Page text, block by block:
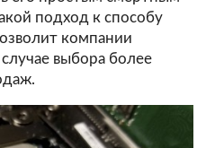
подход к способу
компании
выбора более